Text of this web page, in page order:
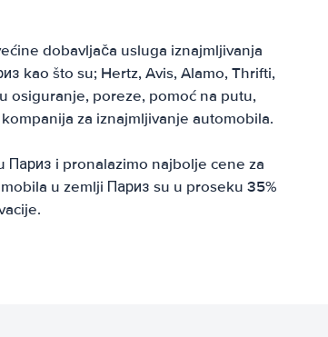
dobavljača usluga iznajmljivanja
kao što su; Hertz, Avis, Alamo, Thrifti,
osiguranje, poreze, pomoć na putu,
za iznajmljivanje automobila.
i pronalazimo najbolje cene za
u zemlji Париз su u proseku 35%